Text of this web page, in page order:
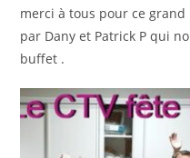
merci à tous pour ce
par Dany et Patrick P qui
buffet .